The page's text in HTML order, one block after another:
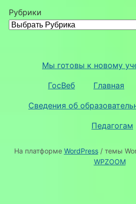
Рубрики
Мы готовы к новому
ГосВеб Главная
Сведения об
Педагогам
На платформе WordPress/ темы
WPZOOM